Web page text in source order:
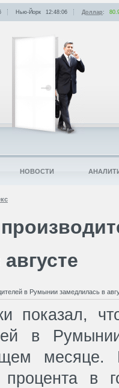
показал,
в
месяце.
в
Нью-Йорк 12:48:06 Доллар:
НОВОСТИ